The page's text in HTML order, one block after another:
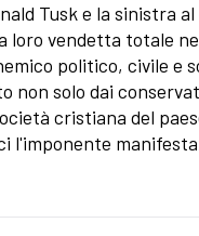
Tusk e la sinistra
loro vendetta totale
politico, civile e
non solo dai
cristiana del
l'imponente